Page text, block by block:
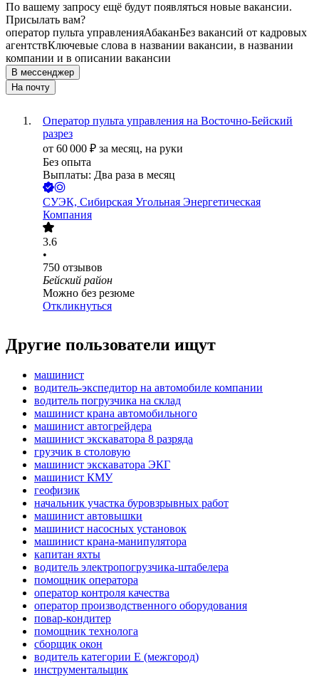
По вашему запросу ещё будут появляться новые вакансии.
Присылать вам?
оператор пульта управленияАбаканБез вакансий от кадровых
агентствКлючевые слова в названии вакансии, в названии
компании и в описании вакансии
В мессенджер
На почту
Оператор пульта управления на Восточно-Бейский
разрез
от 60 000 ₽ за месяц, на руки
Без опыта
Выплаты: Два раза в месяц
СУЭК, Сибирская Угольная Энергетическая
Компания
3.6
•
750 отзывов
Бейский район
Можно без резюме
Откликнуться
Другие пользователи ищут
машинист
водитель-экспедитор на автомобиле компании
водитель погрузчика на склад
машинист крана автомобильного
машинист автогрейдера
машинист экскаватора 8 разряда
грузчик в столовую
машинист экскаватора ЭКГ
машинист КМУ
геофизик
начальник участка буровзрывных работ
машинист автовышки
машинист насосных установок
машинист крана-манипулятора
капитан яхты
водитель электропогрузчика-штабелера
помощник оператора
оператор контроля качества
оператор производственного оборудования
повар-кондитер
помощник технолога
сборщик окон
водитель категории E (межгород)
инструментальщик